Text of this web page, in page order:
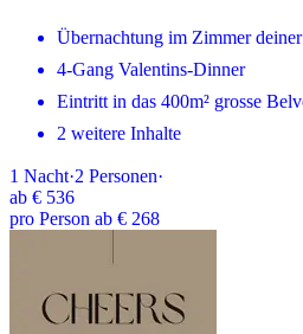
Übernachtung im Zimmer
4-Gang Valentins-Dinner
Eintritt in das 400m² grosse
2 weitere Inhalte
1 Nacht·2 Personen·
ab € 536
pro Person ab € 268